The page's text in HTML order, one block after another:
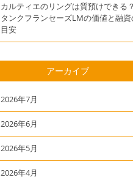
カルティエのリングは質預けできる？
タンクフランセーズLMの価値と融資
目安
アーカイブ
2026年7月
2026年6月
2026年5月
2026年4月